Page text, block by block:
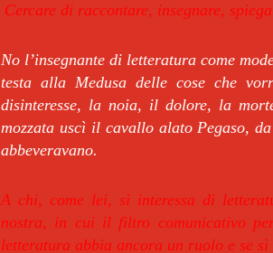
Cercare di raccontare, insegnare,
No l’insegnante di letteratura come
testa alla Medusa delle cose che
disinteresse, la noia, il dolore, la
mozzata uscì il cavallo alato Pegaso,
abbeveravano.
A chi, come lei, si interessa di
nostra, in cui il filtro comunicativo
letteratura abbia ancora un ruolo e se sì